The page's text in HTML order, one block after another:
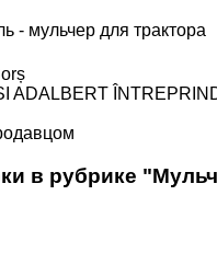
- мульчер для трактора
ADALBERT
в рубрике